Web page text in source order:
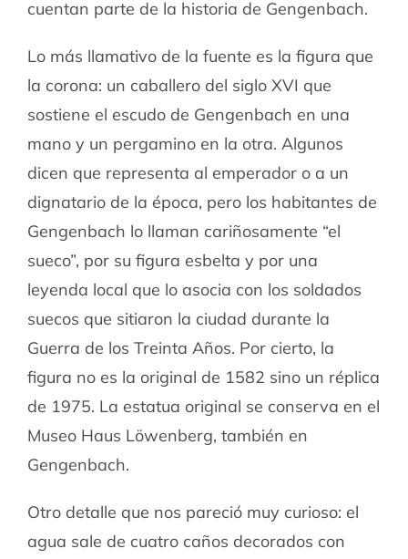
cuentan parte de la historia de Gengenbach.
Lo más llamativo de la fuente es la figura que
la corona: un caballero del siglo XVI que
sostiene el escudo de Gengenbach en una
mano y un pergamino en la otra. Algunos
dicen que representa al emperador o a un
dignatario de la época, pero los habitantes de
Gengenbach lo llaman cariñosamente “el
sueco”, por su figura esbelta y por una
leyenda local que lo asocia con los soldados
suecos que sitiaron la ciudad durante la
Guerra de los Treinta Años. Por cierto, la
figura no es la original de 1582 sino un réplica
de 1975. La estatua original se conserva en el
Museo Haus Löwenberg, también en
Gengenbach.
Otro detalle que nos pareció muy curioso: el
agua sale de cuatro caños decorados con